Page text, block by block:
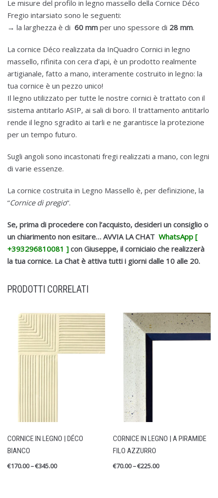
Le misure del profilo in legno massello della Cornice Déco
Fregio intarsiato sono le seguenti:
→ la larghezza è di 60 mm per uno spessore di 28 mm.
La cornice Déco realizzata da InQuadro Cornici in legno
massello, rifinita con cera d’api, è un prodotto realmente
artigianale, fatto a mano, interamente costruito in legno: la
tua cornice è un pezzo unico!
Il legno utilizzato per tutte le nostre cornici è trattato con il
sistema antitarlo ASIP, ai sali di boro. Il trattamento antitarlo
rende il legno sgradito ai tarli e ne garantisce la protezione
per un tempo futuro.
Sugli angoli sono incastonati fregi realizzati a mano, con legni
di varie essenze.
La cornice costruita in Legno Massello è, per definizione, la
“Cornice di pregio“.
Se, prima di procedere con l’acquisto, desideri un consiglio o
un chiarimento non esitare… AVVIA LA CHAT WhatsApp [
+393296810081 ] con Giuseppe, il corniciaio che realizzerà
la tua cornice. La Chat è attiva tutti i giorni dalle 10 alle 20.
PRODOTTI CORRELATI
CORNICE IN LEGNO | DÉCO
BIANCO
€170.00–€345.00
CORNICE IN LEGNO | A PIRAMIDE
FILO AZZURRO
€70.00–€225.00